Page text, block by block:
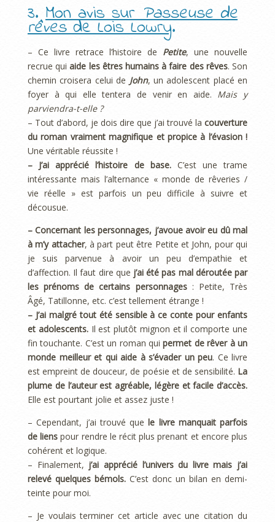
3.Mon avis surPasseuse de
rêvesde Lois Lowry.
– Ce livre retrace l’histoire de Petite, une nouvelle
recrue quiaide les êtres humains à faire des rêves. Son
chemin croisera celui de John, un adolescent placé en
foyer à qui elle tentera de venir en aide. Mais y
parviendra-t-elle ?
– Tout d’abord, je dois dire que j’ai trouvé la couverture
du roman vraiment magnifique et propice à l’évasion !
Une véritable réussite !
– J’ai apprécié l’histoire de base.C’est une trame
intéressante mais l’alternance « monde de rêveries /
vie réelle » est parfois un peu difficile à suivre et
décousue.
– Concernant les personnages, j’avoue avoir eu dû mal
à m’y attacher, à part peut être Petite et John, pour qui
je suis parvenue à avoir un peu d’empathie et
d’affection. Il faut dire que j’ai été pas mal déroutée par
les prénoms de certains personnages: Petite, Très
Âgé, Tatillonne, etc. c’est tellement étrange !
– J’ai malgré tout été sensible à ce conte pour enfants
et adolescents.Il est plutôt mignon et il comporte une
fin touchante. C’est un roman quipermet de rêver à un
monde meilleur et qui aide à s’évader un peu. Ce livre
est empreint de douceur, de poésie et de sensibilité. La
plume de l’auteur est agréable, légère et facile d’accès.
Elle est pourtant jolie et assez juste !
– Cependant, j’ai trouvé que le livre manquait parfois
de liens pour rendre le récit plus prenant et encore plus
cohérent et logique.
– Finalement, j’ai apprécié l’univers du livre mais j’ai
relevé quelques bémols. C’est donc un bilan en demi-
teinte pour moi.
– Je voulais terminer cet article avec une citation du